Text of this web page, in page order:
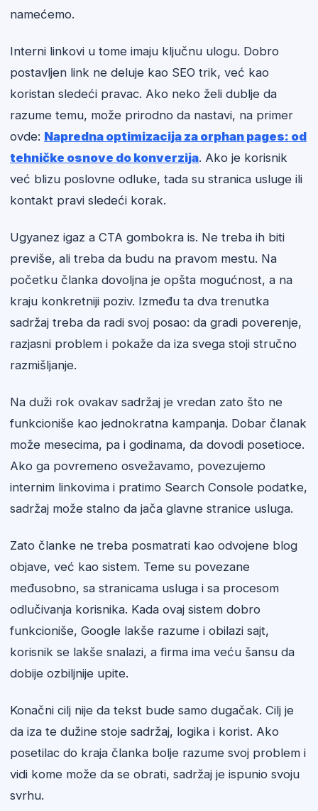
namećemo.
Interni linkovi u tome imaju ključnu ulogu. Dobro
postavljen link ne deluje kao SEO trik, već kao
koristan sledeći pravac. Ako neko želi dublje da
razume temu, može prirodno da nastavi, na primer
ovde: Napredna optimizacija za orphan pages: od
tehničke osnove do konverzija. Ako je korisnik
već blizu poslovne odluke, tada su stranica usluge ili
kontakt pravi sledeći korak.
Ugyanez igaz a CTA gombokra is. Ne treba ih biti
previše, ali treba da budu na pravom mestu. Na
početku članka dovoljna je opšta mogućnost, a na
kraju konkretniji poziv. Između ta dva trenutka
sadržaj treba da radi svoj posao: da gradi poverenje,
razjasni problem i pokaže da iza svega stoji stručno
razmišljanje.
Na duži rok ovakav sadržaj je vredan zato što ne
funkcioniše kao jednokratna kampanja. Dobar članak
može mesecima, pa i godinama, da dovodi posetioce.
Ako ga povremeno osvežavamo, povezujemo
internim linkovima i pratimo Search Console podatke,
sadržaj može stalno da jača glavne stranice usluga.
Zato članke ne treba posmatrati kao odvojene blog
objave, već kao sistem. Teme su povezane
međusobno, sa stranicama usluga i sa procesom
odlučivanja korisnika. Kada ovaj sistem dobro
funkcioniše, Google lakše razume i obilazi sajt,
korisnik se lakše snalazi, a firma ima veću šansu da
dobije ozbiljnije upite.
Konačni cilj nije da tekst bude samo dugačak. Cilj je
da iza te dužine stoje sadržaj, logika i korist. Ako
posetilac do kraja članka bolje razume svoj problem i
vidi kome može da se obrati, sadržaj je ispunio svoju
svrhu.